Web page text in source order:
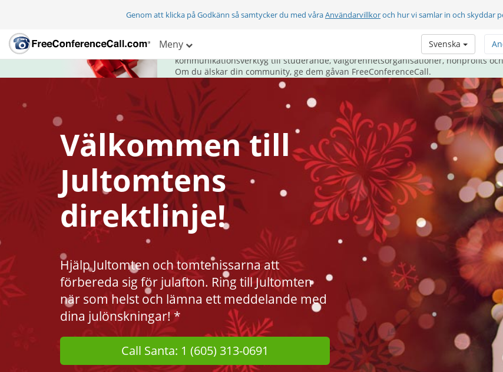
Genom att klicka på Godkänn så samtycker du med våraAnvändarvillkoroch hur vi samlar in och skyddar
Meny Svenska
FreeConferenceCall.com tar hand om sin community på bästa möjliga sätt -
kommunikationsverktyg till studerande, välgörenhetsorganisationer, nonprofits
Om du älskar din community, ge dem gåvan FreeConferenceCall.
Välkommen till
Jultomtens
direktlinje!
Hjälp Jultomten och tomtenissarna att
förbereda sig för julafton. Ring till Jultomten
när som helst och lämna ett meddelande med
dina julönskningar! *
Call Santa: 1 (605) 313-0691